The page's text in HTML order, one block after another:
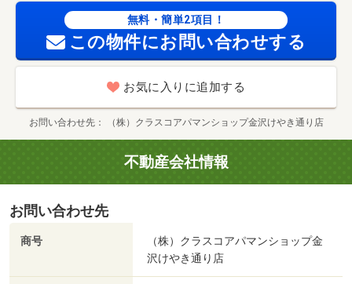
無料・簡単2項目！
この物件にお問い合わせする
お気に入りに追加する
お問い合わせ先 （株）クラスコアパマンショップ金沢けやき通り店
不動産会社情報
お問い合わせ先
商号
（株）クラスコアパマンショップ金
沢けやき通り店